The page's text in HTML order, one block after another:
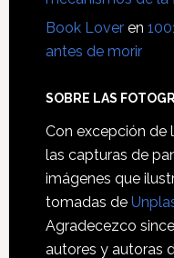
Book Loveren
antes de morir
SOBRE LAS
Con excepción de
las capturas de
imágenes que
tomadas de
Agradecezco
autores y autoras